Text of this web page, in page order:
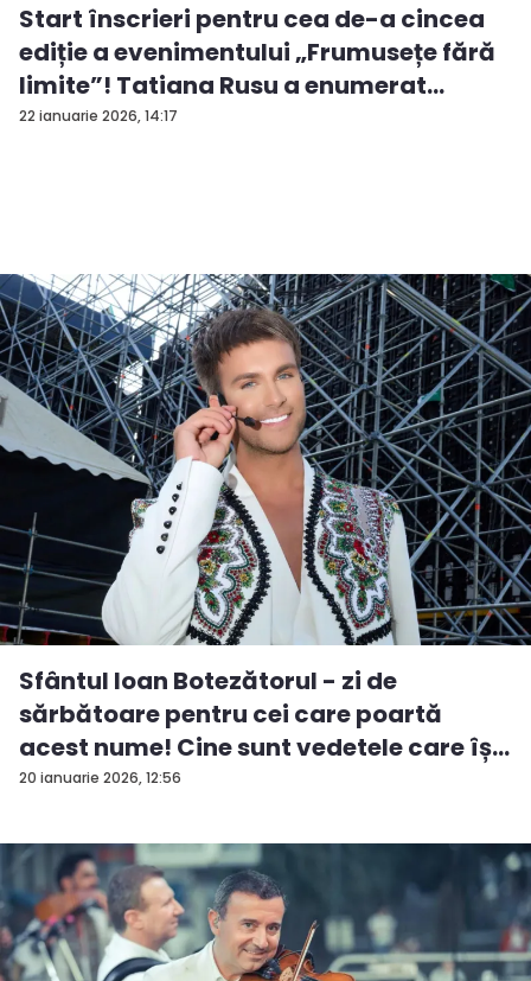
22 ianuarie 2026, 14:17
Start înscrieri pentru cea de-a cincea
ediție a evenimentului „Frumusețe fără
limite”! Tatiana Rusu a enumerat
criter...
20 ianuarie 2026, 12:56
Sfântul Ioan Botezătorul - zi de
sărbătoare pentru cei care poartă
acest nume! Cine sunt vedetele care îș...